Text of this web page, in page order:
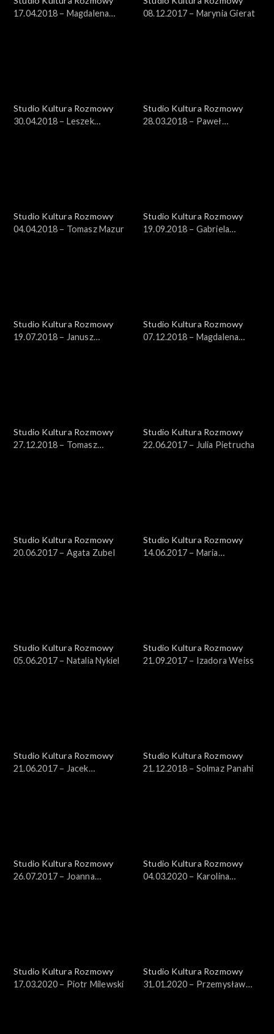
17.04.2018 – Magdalena
08.12.2017 – Marynia Gierat
Studio Kultura Rozmowy
30.04.2018 – Leszek
Studio Kultura Rozmowy
28.03.2018 – Paweł
Studio Kultura Rozmowy
04.04.2018 – Tomasz Mazur
Studio Kultura Rozmowy
19.09.2018 – Gabriela
Studio Kultura Rozmowy
19.07.2018 – Janusz
Studio Kultura Rozmowy
07.12.2018 – Magdalena
Studio Kultura Rozmowy
27.12.2018 – Tomasz
Studio Kultura Rozmowy
22.06.2017 – Julia Pietrucha
Studio Kultura Rozmowy
20.06.2017 – Agata Zubel
Studio Kultura Rozmowy
14.06.2017 – Maria
Studio Kultura Rozmowy
05.06.2017 – Natalia Nykiel
Studio Kultura Rozmowy
21.09.2017 – Izadora Weiss
Studio Kultura Rozmowy
21.06.2017 – Jacek
Studio Kultura Rozmowy
21.12.2018 – Solmaz Panahi
Studio Kultura Rozmowy
26.07.2017 – Joanna
Studio Kultura Rozmowy
04.03.2020 – Karolina
Studio Kultura Rozmowy
17.03.2020 – Piotr Milewski
Studio Kultura Rozmowy
31.01.2020 – Przemysław